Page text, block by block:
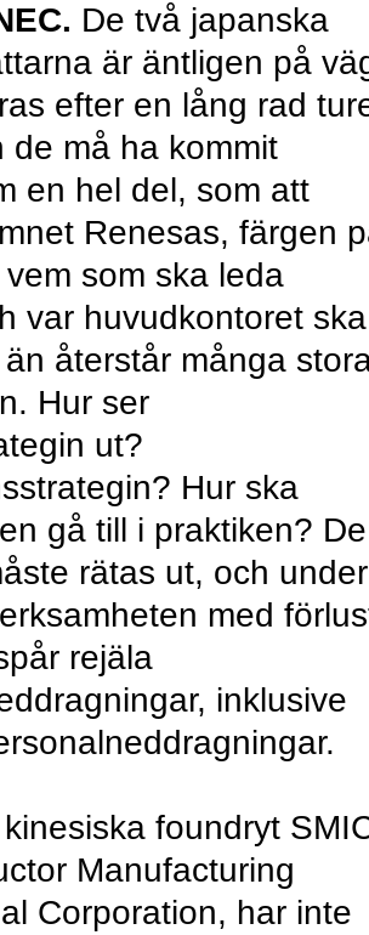
De två japanska
är äntligen på
efter en lång rad
de må ha kommit
en hel del, som att
Renesas, färgen
som ska leda
var huvudkontoret ska
återstår många
Hur ser
ut?
Hur ska
gå till i praktiken? De
rätas ut, och under
med
rejäla
inklusive
foundryt
Manufacturing
Corporation, har inte